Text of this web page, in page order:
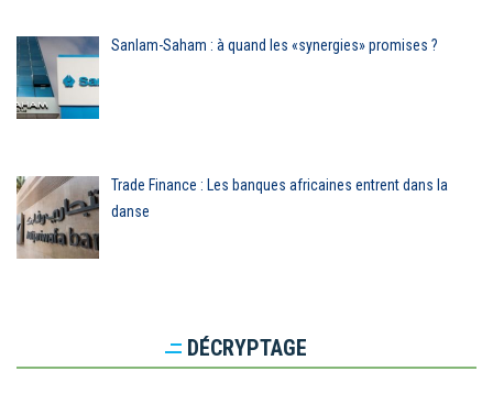
Sanlam-Saham : à quand les «synergies» promises ?
Trade Finance : Les banques africaines entrent dans la
danse
DÉCRYPTAGE